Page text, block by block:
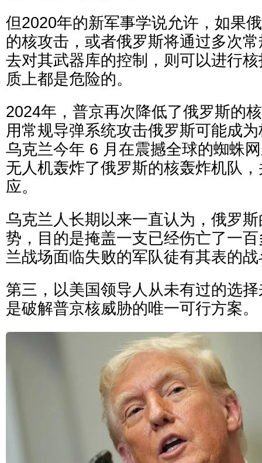
但2020年的新军事学说允许，如果
的核攻击，或者俄罗斯将通过多次
去对其武器库的控制，则可以进行
质上都是危险的。
2024年，普京再次降低了俄罗斯的
用常规导弹系统攻击俄罗斯可能成
乌克兰今年 6 月在震撼全球的蜘蛛
无人机轰炸了俄罗斯的核轰炸机队
应。
乌克兰人长期以来一直认为，俄罗
势，目的是掩盖一支已经伤亡了一
兰战场面临失败的军队徒有其表的
第三，以美国领导人从未有过的选
是破解普京核威胁的唯一可行方案。